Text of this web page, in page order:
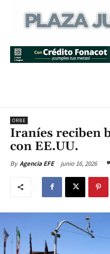
ORBE
Iraníes reciben
con EE.UU.
By Agencia EFE junio 16, 2026